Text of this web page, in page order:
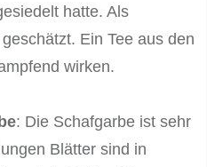
hatte. Als
Ein Tee aus den
wirken.
: Die Schafgarbe ist sehr
Blätter sind in